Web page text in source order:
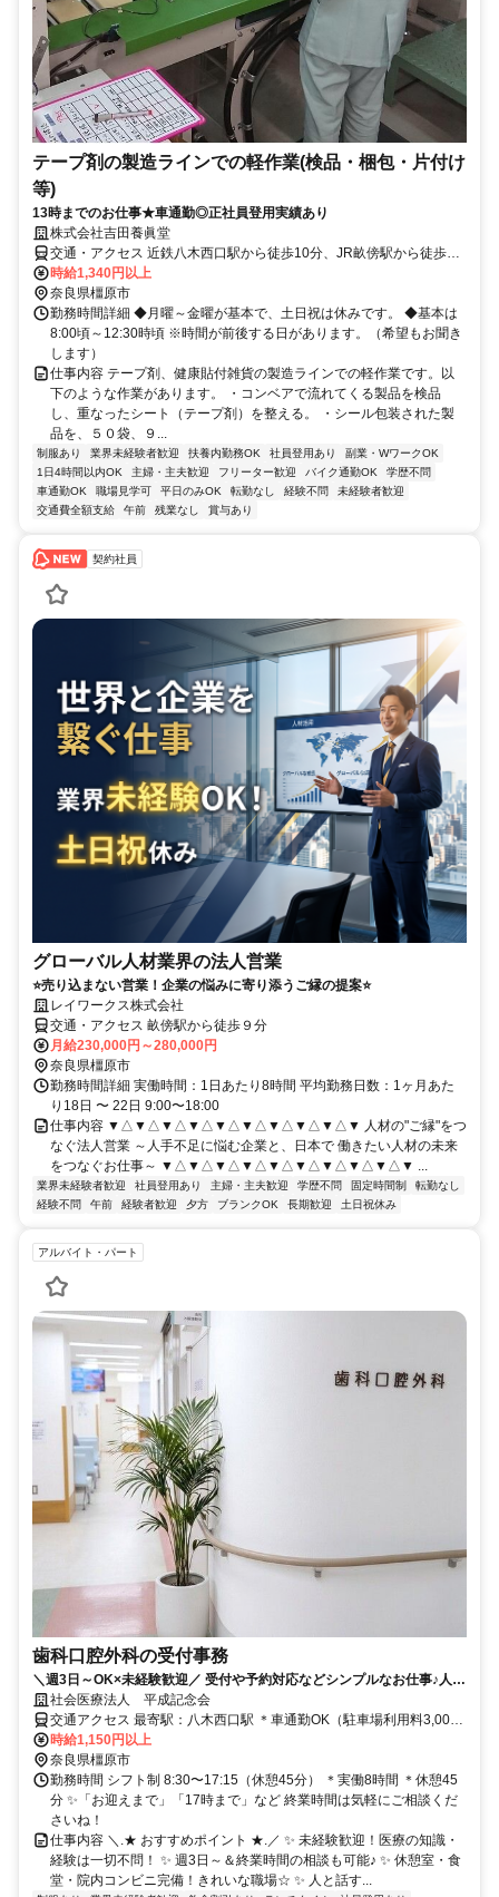
テープ剤の製造ラインでの軽作業(検品・梱包・片付け
等)
13時までのお仕事★車通勤◎正社員登用実績あり
株式会社吉田養眞堂
交通・アクセス 近鉄八木西口駅から徒歩10分、JR畝傍駅から徒歩5
分 車通勤できます。（駐車場完備）
時給1,340円以上
奈良県橿原市
勤務時間詳細 ◆月曜～金曜が基本で、土日祝は休みです。 ◆基本は
8:00頃～12:30時頃 ※時間が前後する日があります。（希望もお聞き
します）
仕事内容 テープ剤、健康貼付雑貨の製造ラインでの軽作業です。以
下のような作業があります。 ・コンベアで流れてくる製品を検品
し、重なったシート（テープ剤）を整える。 ・シール包装された製
品を、５０袋、９...
制服あり 業界未経験者歓迎 扶養内勤務OK 社員登用あり
副業・WワークOK
1日4時間以内OK
主婦・主夫歓迎 フリーター歓迎 バイク通勤OK
学歴不問
車通勤OK
職場見学可 平日のみOK 転勤なし 経験不問
未経験者歓迎
交通費全額支給
午前 残業なし 賞与あり
契約社員
グローバル人材業界の法人営業
⭐売り込まない営業！企業の悩みに寄り添うご縁の提案⭐
レイワークス株式会社
交通・アクセス 畝傍駅から徒歩９分
月給230,000円～280,000円
奈良県橿原市
勤務時間詳細 実働時間：1日あたり8時間 平均勤務日数：1ヶ月あた
り18日 〜 22日 9:00〜18:00
仕事内容 ▼△▼△▼△▼△▼△▼△▼△▼△▼△▼ 人材の"ご縁"をつ
なぐ法人営業 ～人手不足に悩む企業と、日本で 働きたい人材の未来
をつなぐお仕事～ ▼△▼△▼△▼△▼△▼△▼△▼△▼△▼ ...
業界未経験者歓迎 社員登用あり 主婦・主夫歓迎 学歴不問 固定時間制
転勤なし
経験不問
午前 経験者歓迎 夕方 ブランクOK 長期歓迎 土日祝休み
アルバイト・パート
歯科口腔外科の受付事務
＼週3日～OK×未経験歓迎／ 受付や予約対応などシンプルなお仕事♪人と
話すことが好きな方歓迎！ 終業時間の相談OK！家庭や子育てとの両立
も安心◎
社会医療法人 平成記念会
交通アクセス 最寄駅：八木西口駅 ＊車通勤OK（駐車場利用料3,000
円/月）
時給1,150円以上
奈良県橿原市
勤務時間 シフト制 8:30〜17:15（休憩45分） ＊実働8時間 ＊休憩45
分 ✨️「お迎えまで」「17時まで」など 終業時間は気軽にご相談くだ
さいね！
仕事内容 ＼.★ おすすめポイント ★.／ ✨️ 未経験歓迎！医療の知識・
経験は一切不問！ ✨️ 週3日～＆終業時間の相談も可能♪ ✨️ 休憩室・食
堂・院内コンビニ完備！きれいな職場☆ ✨️ 人と話す...